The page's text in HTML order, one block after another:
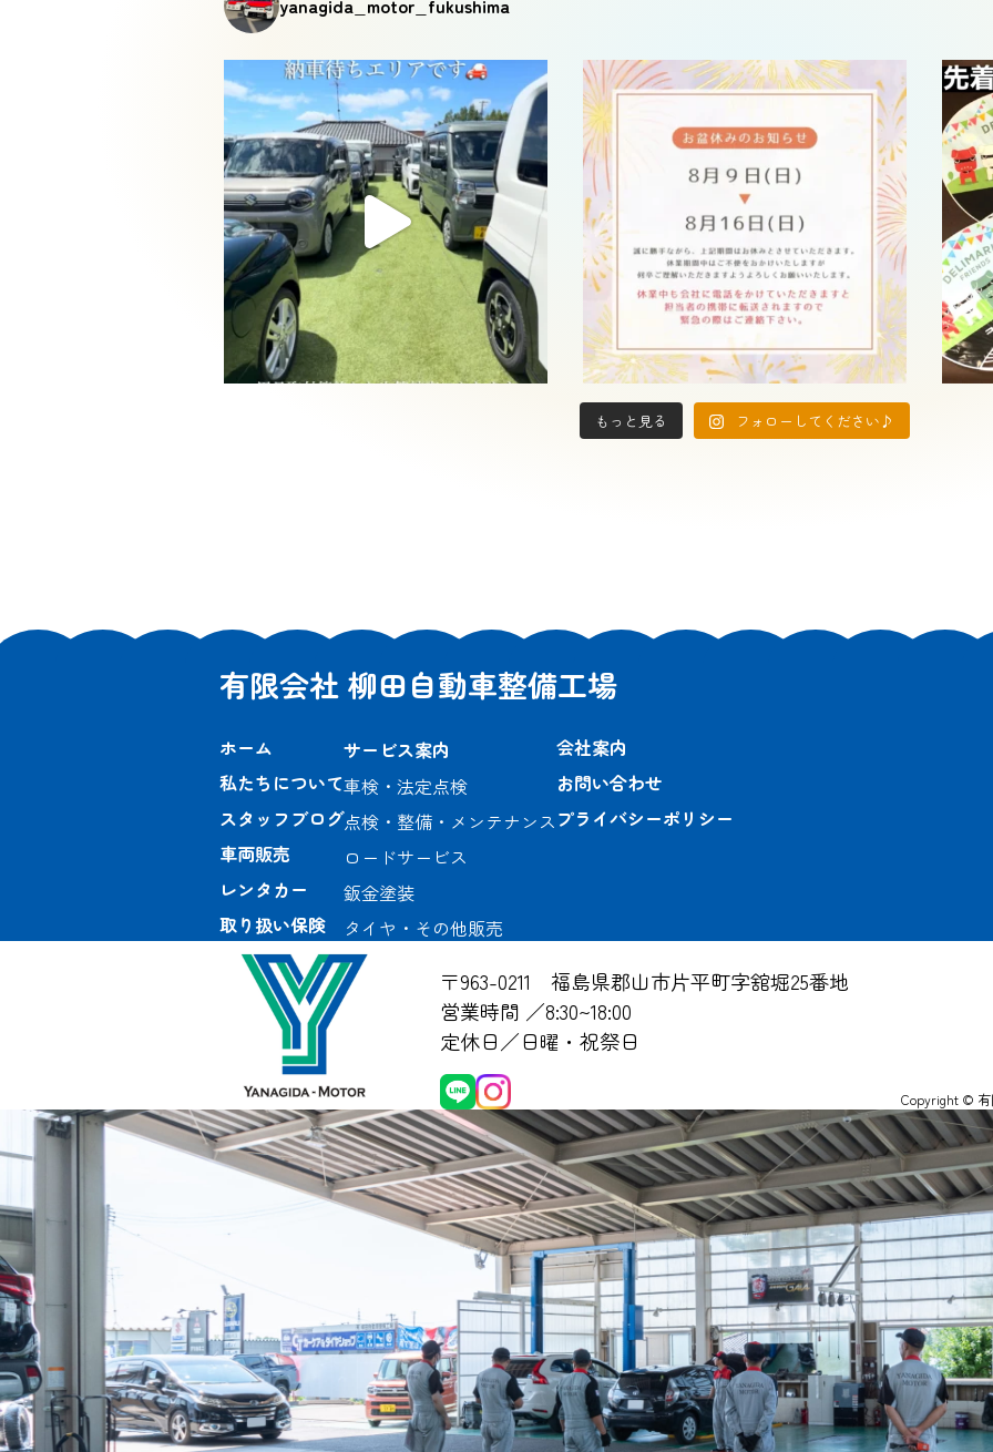
yanagida_motor_fukushima
もっと見る フォローしてください♪
有限会社 柳田自動車整備工場
ホーム
私たちについて
スタッフブログ
車両販売
レンタカー
取り扱い保険
サービス案内
車検・法定点検
点検・整備・メンテナンス
ロードサービス
鈑金塗装
タイヤ・その他販売
会社案内
お問い合わせ
プライバシーポリシー
〒963-0211 福島県郡山市片平町字舘堀25番地
営業時間 ／8:30~18:00
定休日／日曜・祝祭日
Copyright © 有